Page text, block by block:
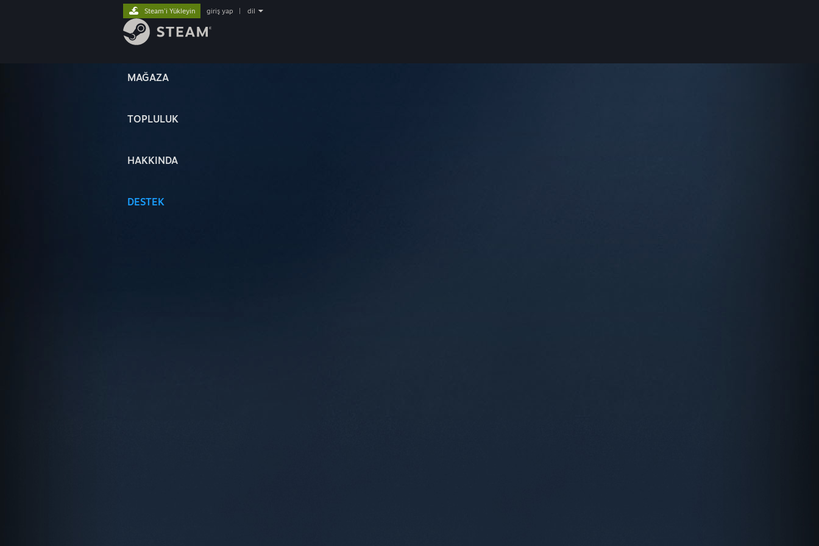
MAĞAZA
TOPLULUK
HAKKINDA
DESTEK
Steam'i Yükleyin giriş yap dil